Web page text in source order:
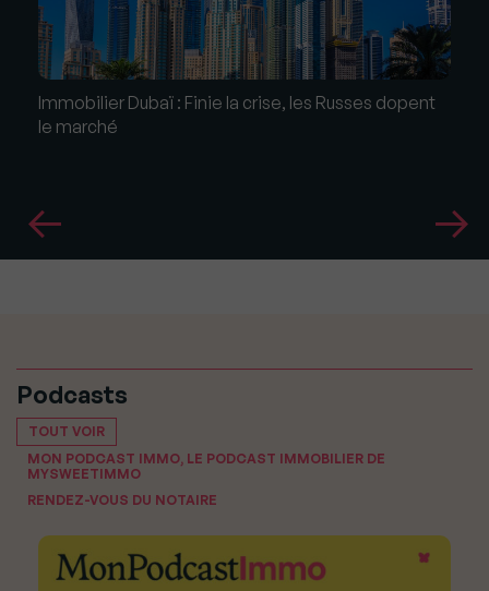
Immobilier Dubaï : Finie la crise, les Russes dopent
le marché
Podcasts
TOUT VOIR
MON PODCAST IMMO, LE PODCAST IMMOBILIER DE
MYSWEETIMMO
RENDEZ-VOUS DU NOTAIRE